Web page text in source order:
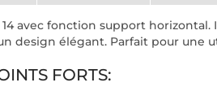
avec fonction support
design élégant. Parfait pour une
FORTS: